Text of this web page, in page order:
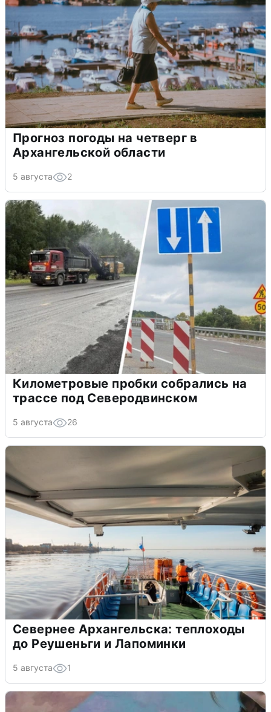
Прогноз погоды на четверг в
Архангельской области
5 августа 2
Километровые пробки собрались на
трассе под Северодвинском
5 августа 26
Севернее Архангельска: теплоходы
до Реушеньги и Лапоминки
5 августа 1